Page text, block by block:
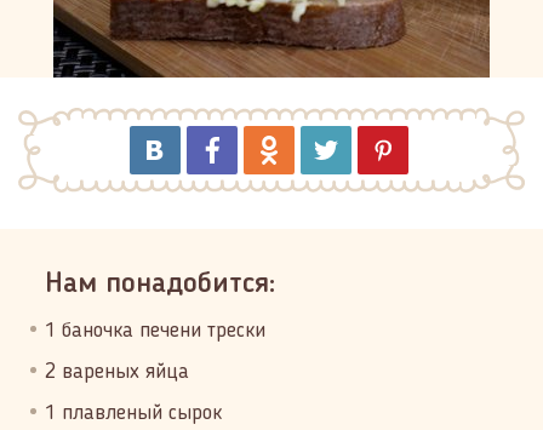
Нам понадобится:
1 баночка печени трески
2 вареных яйца
1 плавленый сырок